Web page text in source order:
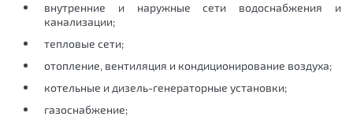
внутренние и наружные сети водоснабжения и
канализации;
тепловые сети;
отопление, вентиляция и кондиционирование воздуха;
котельные и дизель-генераторные установки;
газоснабжение;